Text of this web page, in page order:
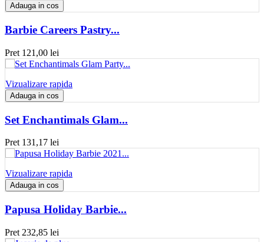
Adauga in cos
Barbie Careers Pastry...
Pret 121,00 lei
Vizualizare rapida
Adauga in cos
Set Enchantimals Glam...
Pret 131,17 lei
Vizualizare rapida
Adauga in cos
Papusa Holiday Barbie...
Pret 232,85 lei